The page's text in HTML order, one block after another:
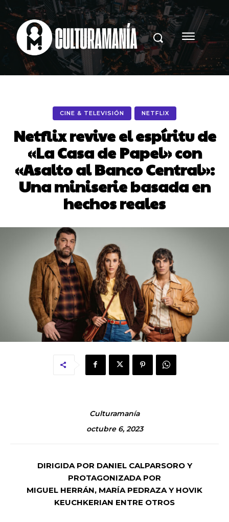
CINE & TELEVISIÓN NETFLIX
Netflix revive el espíritu de
«La Casa de Papel» con
«Asalto al Banco Central»:
Una miniserie basada en
hechos reales
Culturamanía
octubre 6, 2023
DIRIGIDA POR DANIEL CALPARSORO Y
PROTAGONIZADA POR
MIGUEL HERRÁN, MARÍA PEDRAZA Y HOVIK
KEUCHKERIAN ENTRE OTROS